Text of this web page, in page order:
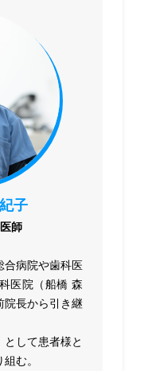
子
師
合病院や歯科医
医院（船橋 森
院長から引き継
として患者様と
む。